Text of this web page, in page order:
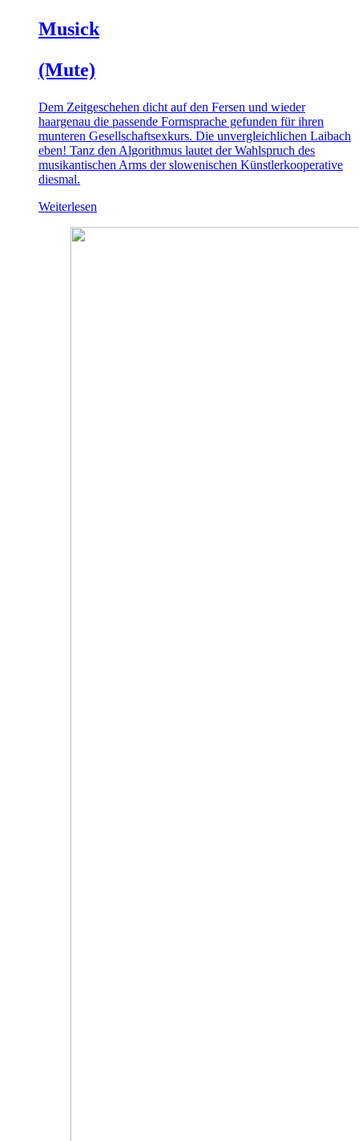
Musick
(Mute)
Dem Zeitgeschehen dicht auf den Fersen und wieder
haargenau die passende Formsprache gefunden für ihren
munteren Gesellschaftsexkurs. Die unvergleichlichen Laibach
eben! Tanz den Algorithmus lautet der Wahlspruch des
musikantischen Arms der slowenischen Künstlerkooperative
diesmal.
Weiterlesen